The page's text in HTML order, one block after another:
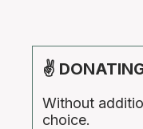
✌
Without
choice.